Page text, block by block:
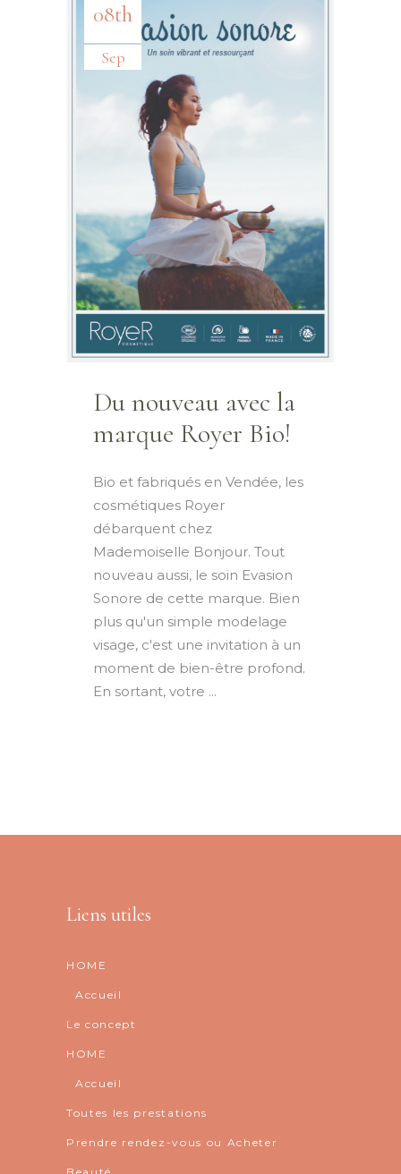
08th
Sep
Du nouveau avec la
marque Royer Bio!
Bio et fabriqués en Vendée, les
cosmétiques Royer
débarquent chez
Mademoiselle Bonjour. Tout
nouveau aussi, le soin Evasion
Sonore de cette marque. Bien
plus qu'un simple modelage
visage, c'est une invitation à un
moment de bien-être profond.
En sortant, votre
Liens utiles
HOME
Accueil
Le concept
HOME
Accueil
Toutes les prestations
Prendre rendez-vous ou Acheter